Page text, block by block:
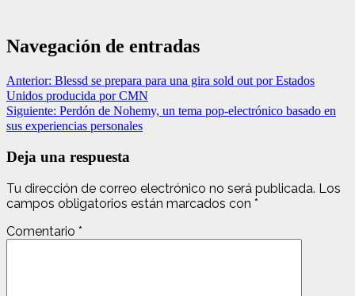
Navegación de entradas
Anterior: Blessd se prepara para una gira sold out por Estados
Unidos producida por CMN
Siguiente: Perdón de Nohemy, un tema pop-electrónico basado en
sus experiencias personales
Deja una respuesta
Tu dirección de correo electrónico no será publicada. Los
campos obligatorios están marcados con *
Comentario *